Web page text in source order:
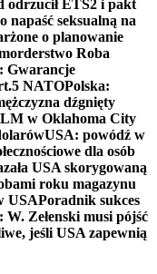
odrzucił ETS2 i pakt
seksualną na
o planowanie
Roba
Gwarancje
NATOPolska:
dźgnięty
w Oklahoma City
USA: powódź w
dla osób
USA skorygowaną
roku magazynu
USAPoradnik sukces
Zełenski musi pójść
jeśli USA zapewnią